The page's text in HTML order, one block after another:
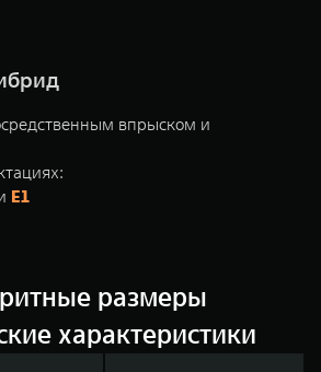
впрыском и
Е1
размеры
характеристики